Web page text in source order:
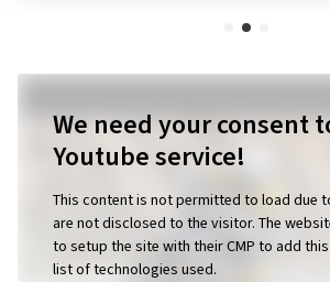
We need your consent
Youtube service!
This content is not permitted to load due
are not disclosed to the visitor. The
to setup the site with their CMP to add
list of technologies used.